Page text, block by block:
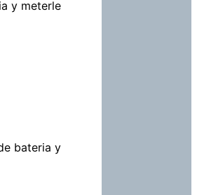
y meterle
bateria y